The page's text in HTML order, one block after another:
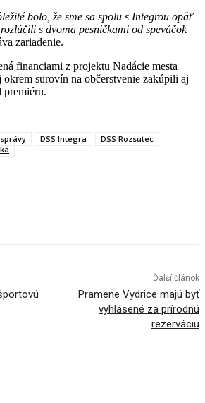
bolo, že sme sa spolu s Integrou opäť
s dvoma pesničkami od speváčok
zariadenie.
financiami z projektu Nadácie mesta
surovín na občerstvenie zakúpili aj
premiéru.
DSS Integra
DSS Rozsutec
Ďalší článok
Pramene Vydrice majú byť
vyhlásené za prírodnú
rezerváciu